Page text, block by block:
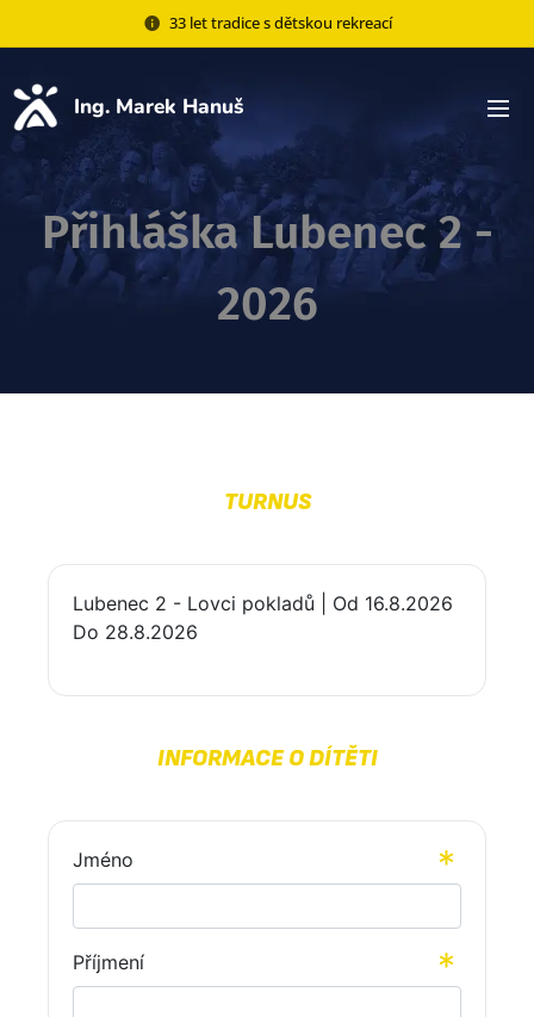
33 let tradice s dětskou rekreací
Ing. Marek Hanuš
Přihláška Lubenec 2 -
2026